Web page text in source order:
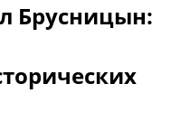
Брусницын: